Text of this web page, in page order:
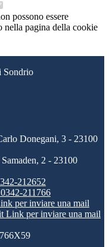
possono essere
nella pagina della cookie
Sondrio
Donegani, 3 - 23100
2 - 23100
212652
211766
per inviare una mail
Link per inviare una mail